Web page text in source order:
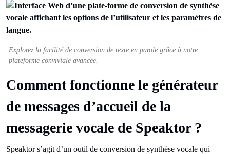
Explorez la facilité de conversion de texte en parole grâce à notre
plateforme conviviale avancée.
Comment fonctionne le générateur
de messages d’accueil de la
messagerie vocale de Speaktor ?
Speaktor s’agit d’un outil de conversion de synthèse vocale qui